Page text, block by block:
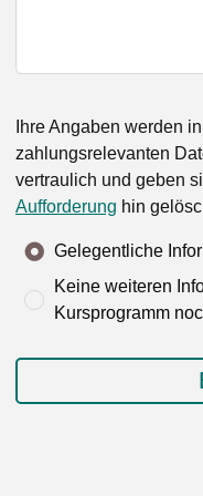
Ihre Angaben werden
zahlungsrelevanten
vertraulich und geben
Aufforderung hin
Gelegentliche
Keine weiteren
Kursprogramm